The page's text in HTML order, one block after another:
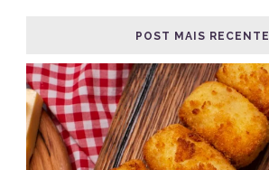
POST MAIS RECENTE